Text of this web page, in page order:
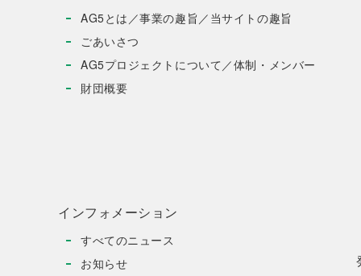
AG5とは／事業の趣旨／当サイトの趣旨
ごあいさつ
AG5プロジェクトについて／体制・メンバー
財団概要
インフォメーション
すべてのニュース
お知らせ